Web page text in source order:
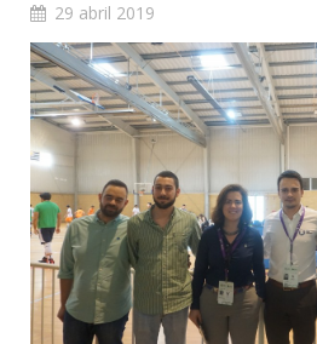
29 abril 2019